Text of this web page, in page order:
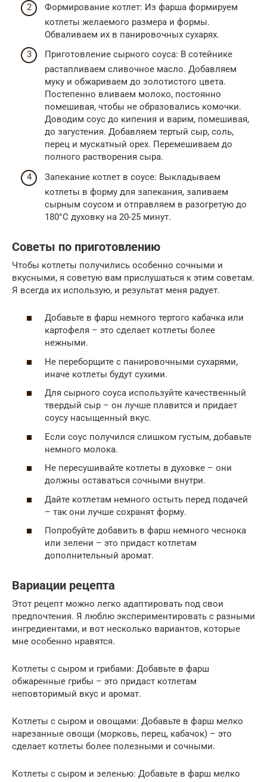
Формирование котлет: Из фарша формируем
котлеты желаемого размера и формы.
Обваливаем их в панировочных сухарях.
Приготовление сырного соуса: В сотейнике
растапливаем сливочное масло. Добавляем
муку и обжариваем до золотистого цвета.
Постепенно вливаем молоко, постоянно
помешивая, чтобы не образовались комочки.
Доводим соус до кипения и варим, помешивая,
до загустения. Добавляем тертый сыр, соль,
перец и мускатный орех. Перемешиваем до
полного растворения сыра.
Запекание котлет в соусе: Выкладываем
котлеты в форму для запекания, заливаем
сырным соусом и отправляем в разогретую до
180°C духовку на 20-25 минут.
Советы по приготовлению
Чтобы котлеты получились особенно сочными и
вкусными, я советую вам прислушаться к этим советам.
Я всегда их использую, и результат меня радует.
Добавьте в фарш немного тертого кабачка или
картофеля – это сделает котлеты более
нежными.
Не переборщите с панировочными сухарями,
иначе котлеты будут сухими.
Для сырного соуса используйте качественный
твердый сыр – он лучше плавится и придает
соусу насыщенный вкус.
Если соус получился слишком густым, добавьте
немного молока.
Не пересушивайте котлеты в духовке – они
должны оставаться сочными внутри.
Дайте котлетам немного остыть перед подачей
– так они лучше сохранят форму.
Попробуйте добавить в фарш немного чеснока
или зелени – это придаст котлетам
дополнительный аромат.
Вариации рецепта
Этот рецепт можно легко адаптировать под свои
предпочтения. Я люблю экспериментировать с разными
ингредиентами, и вот несколько вариантов, которые
мне особенно нравятся.
Котлеты с сыром и грибами: Добавьте в фарш
обжаренные грибы – это придаст котлетам
неповторимый вкус и аромат.
Котлеты с сыром и овощами: Добавьте в фарш мелко
нарезанные овощи (морковь, перец, кабачок) – это
сделает котлеты более полезными и сочными.
Котлеты с сыром и зеленью: Добавьте в фарш мелко